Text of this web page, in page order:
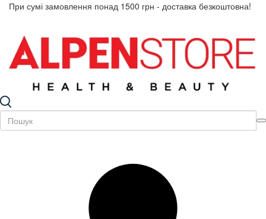
При сумі замовлення понад 1500 грн - доставка безкоштовна!